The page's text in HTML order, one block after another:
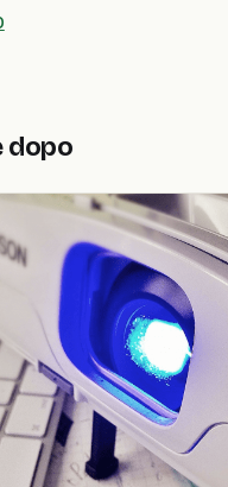
dopo